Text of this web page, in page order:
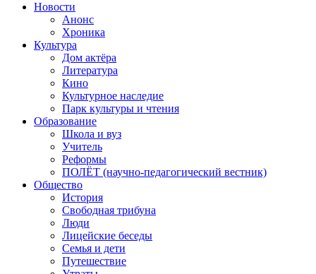
Новости
Анонс
Хроника
Культура
Дом актёра
Литература
Кино
Культурное наследие
Парк культуры и чтения
Образование
Школа и вуз
Учитель
Реформы
ПОЛЁТ (научно-педагогический вестник)
Общество
История
Свободная трибуна
Люди
Лицейские беседы
Семья и дети
Путешествие